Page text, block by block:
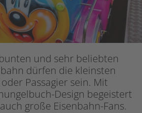
und sehr beliebten
dürfen die kleinsten
Passagier sein. Mit
Design begeistert
große Eisenbahn-Fans.